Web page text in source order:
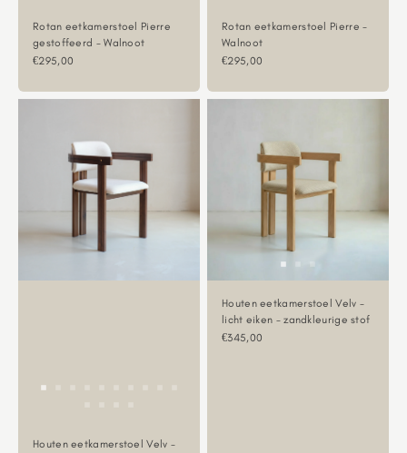
Rotan eetkamerstoel Pierre
gestoffeerd - Walnoot
Aanbiedingsprijs
€295,00
Rotan eetkamerstoel Pierre -
Walnoot
Aanbiedingsprijs
€295,00
Houten eetkamerstoel Velv -
Houten eetkamerstoel Velv -
licht eiken - zandkleurige stof
Aanbiedingsprijs
€345,00